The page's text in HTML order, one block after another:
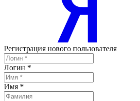
Регистрация нового пользователя
Логин *
Имя *